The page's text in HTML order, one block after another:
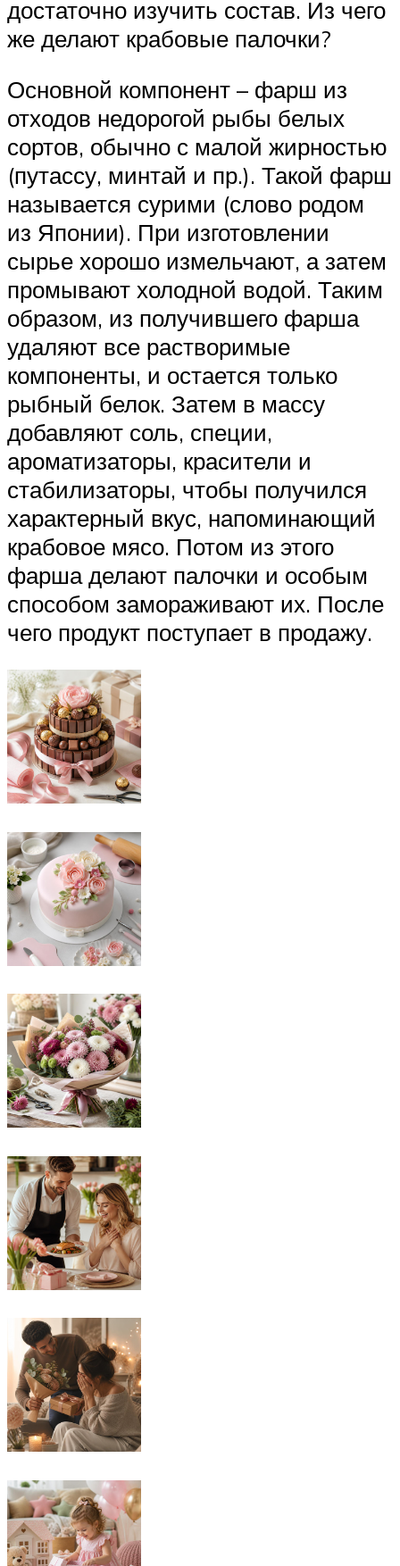
достаточно изучить состав. Из чего
же делают крабовые палочки?
Основной компонент – фарш из
отходов недорогой рыбы белых
сортов, обычно с малой жирностью
(путассу, минтай и пр.). Такой фарш
называется сурими (слово родом
из Японии). При изготовлении
сырье хорошо измельчают, а затем
промывают холодной водой. Таким
образом, из получившего фарша
удаляют все растворимые
компоненты, и остается только
рыбный белок. Затем в массу
добавляют соль, специи,
ароматизаторы, красители и
стабилизаторы, чтобы получился
характерный вкус, напоминающий
крабовое мясо. Потом из этого
фарша делают палочки и особым
способом замораживают их. После
чего продукт поступает в продажу.